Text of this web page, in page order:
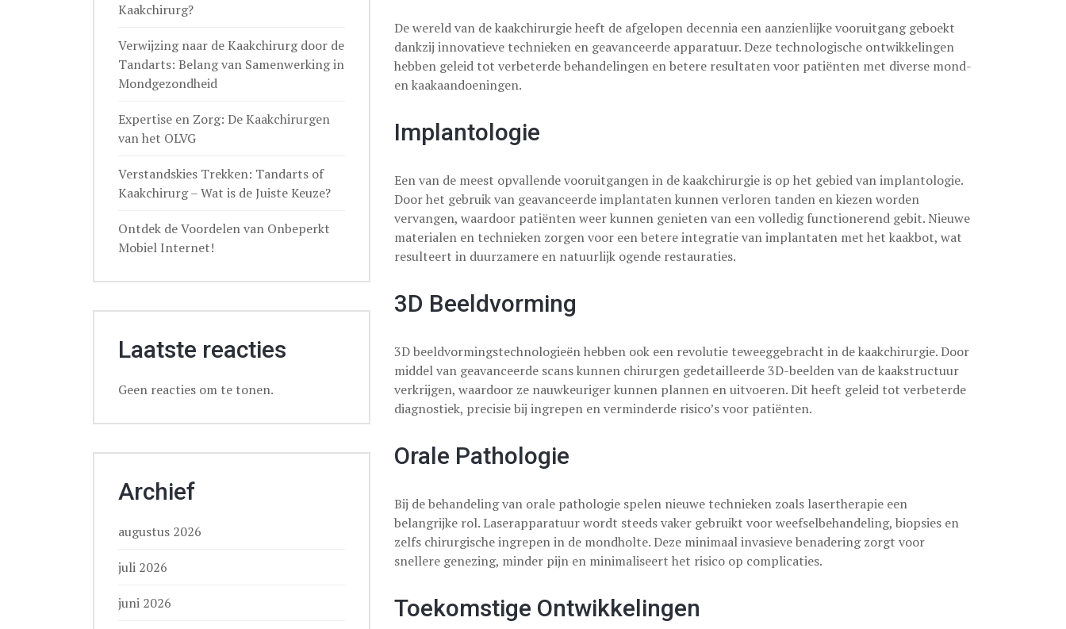
De wereld van de kaakchirurgie heeft de afgelopen decennia een aanzienlijke vooruitgang geboekt
dankzij innovatieve technieken en geavanceerde apparatuur. Deze technologische ontwikkelingen
hebben geleid tot verbeterde behandelingen en betere resultaten voor patiënten met diverse mond-
en kaakaandoeningen.
Implantologie
Een van de meest opvallende vooruitgangen in de kaakchirurgie is op het gebied van implantologie.
Door het gebruik van geavanceerde implantaten kunnen verloren tanden en kiezen worden
vervangen, waardoor patiënten weer kunnen genieten van een volledig functionerend gebit. Nieuwe
materialen en technieken zorgen voor een betere integratie van implantaten met het kaakbot, wat
resulteert in duurzamere en natuurlijk ogende restauraties.
3D Beeldvorming
3D beeldvormingstechnologieën hebben ook een revolutie teweeggebracht in de kaakchirurgie. Door
middel van geavanceerde scans kunnen chirurgen gedetailleerde 3D-beelden van de kaakstructuur
verkrijgen, waardoor ze nauwkeuriger kunnen plannen en uitvoeren. Dit heeft geleid tot verbeterde
diagnostiek, precisie bij ingrepen en verminderde risico’s voor patiënten.
Orale Pathologie
Bij de behandeling van orale pathologie spelen nieuwe technieken zoals lasertherapie een
belangrijke rol. Laserapparatuur wordt steeds vaker gebruikt voor weefselbehandeling, biopsies en
zelfs chirurgische ingrepen in de mondholte. Deze minimaal invasieve benadering zorgt voor
snellere genezing, minder pijn en minimaliseert het risico op complicaties.
Toekomstige Ontwikkelingen
Kaakchirurg?
Verwijzing naar de Kaakchirurg door de
Tandarts: Belang van Samenwerking in
Mondgezondheid
Expertise en Zorg: De Kaakchirurgen
van het OLVG
Verstandskies Trekken: Tandarts of
Kaakchirurg – Wat is de Juiste Keuze?
Ontdek de Voordelen van Onbeperkt
Mobiel Internet!
Laatste reacties
Geen reacties om te tonen.
Archief
augustus 2026
juli 2026
juni 2026